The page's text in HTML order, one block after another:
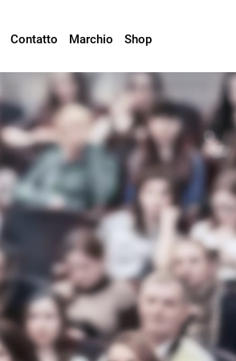
Contatto Marchio Shop